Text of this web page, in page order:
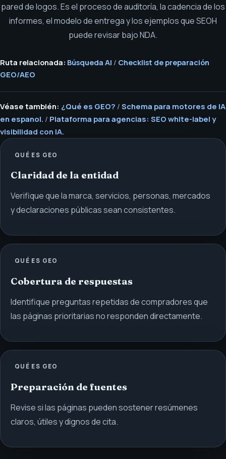
pared de logos. Es el proceso de auditoría, la cadencia de los
informes, el modelo de entrega y los ejemplos que SEOH
puede revisar bajo NDA.
Ruta relacionada: Búsqueda AI / Checklist de preparación
GEO/AEO
Véase también: ¿Qué es GEO? / Schema para motores de IA
en espanol. / Plataforma para agencias: SEO white-label y
visibilidad con IA.
QUÉ ES GEO
Claridad de la entidad
Verifique que la marca, servicios, personas, mercados
y declaraciones públicas sean consistentes.
QUÉ ES GEO
Cobertura de respuestas
Identifique preguntas repetidas de compradores que
las páginas prioritarias no responden directamente.
QUÉ ES GEO
Preparación de fuentes
Revise si las páginas pueden sostener resúmenes
claros, útiles y dignos de cita.